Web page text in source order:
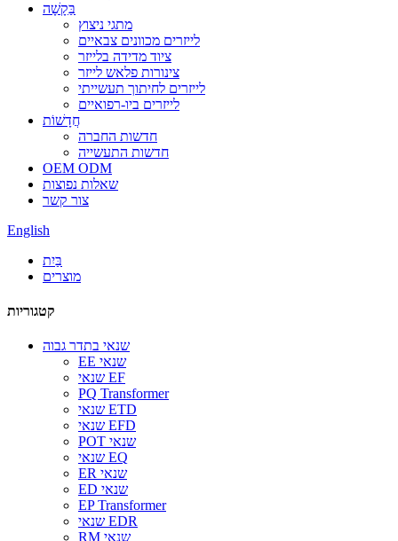
בַּקָשָׁה
מתגי ניצוץ
לייזרים מכוונים צבאיים
ציוד מדידה בלייזר
צינורות פלאש לייזר
לייזרים לחיתוך תעשייתי
לייזרים ביו-רפואיים
חֲדָשׁוֹת
חדשות החברה
חדשות התעשייה
OEM ODM
שאלות נפוצות
צור קשר
English
בַּיִת
מוצרים
קטגוריות
שנאי בתדר גבוה
EE שנאי
שנאי EF
PQ Transformer
שנאי ETD
שנאי EFD
POT שנאי
שנאי EQ
ER שנאי
ED שנאי
EP Transformer
שנאי EDR
RM שנאי